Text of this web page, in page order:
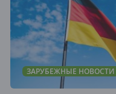
ЗАРУБЕЖНЫЕ НОВОСТИ